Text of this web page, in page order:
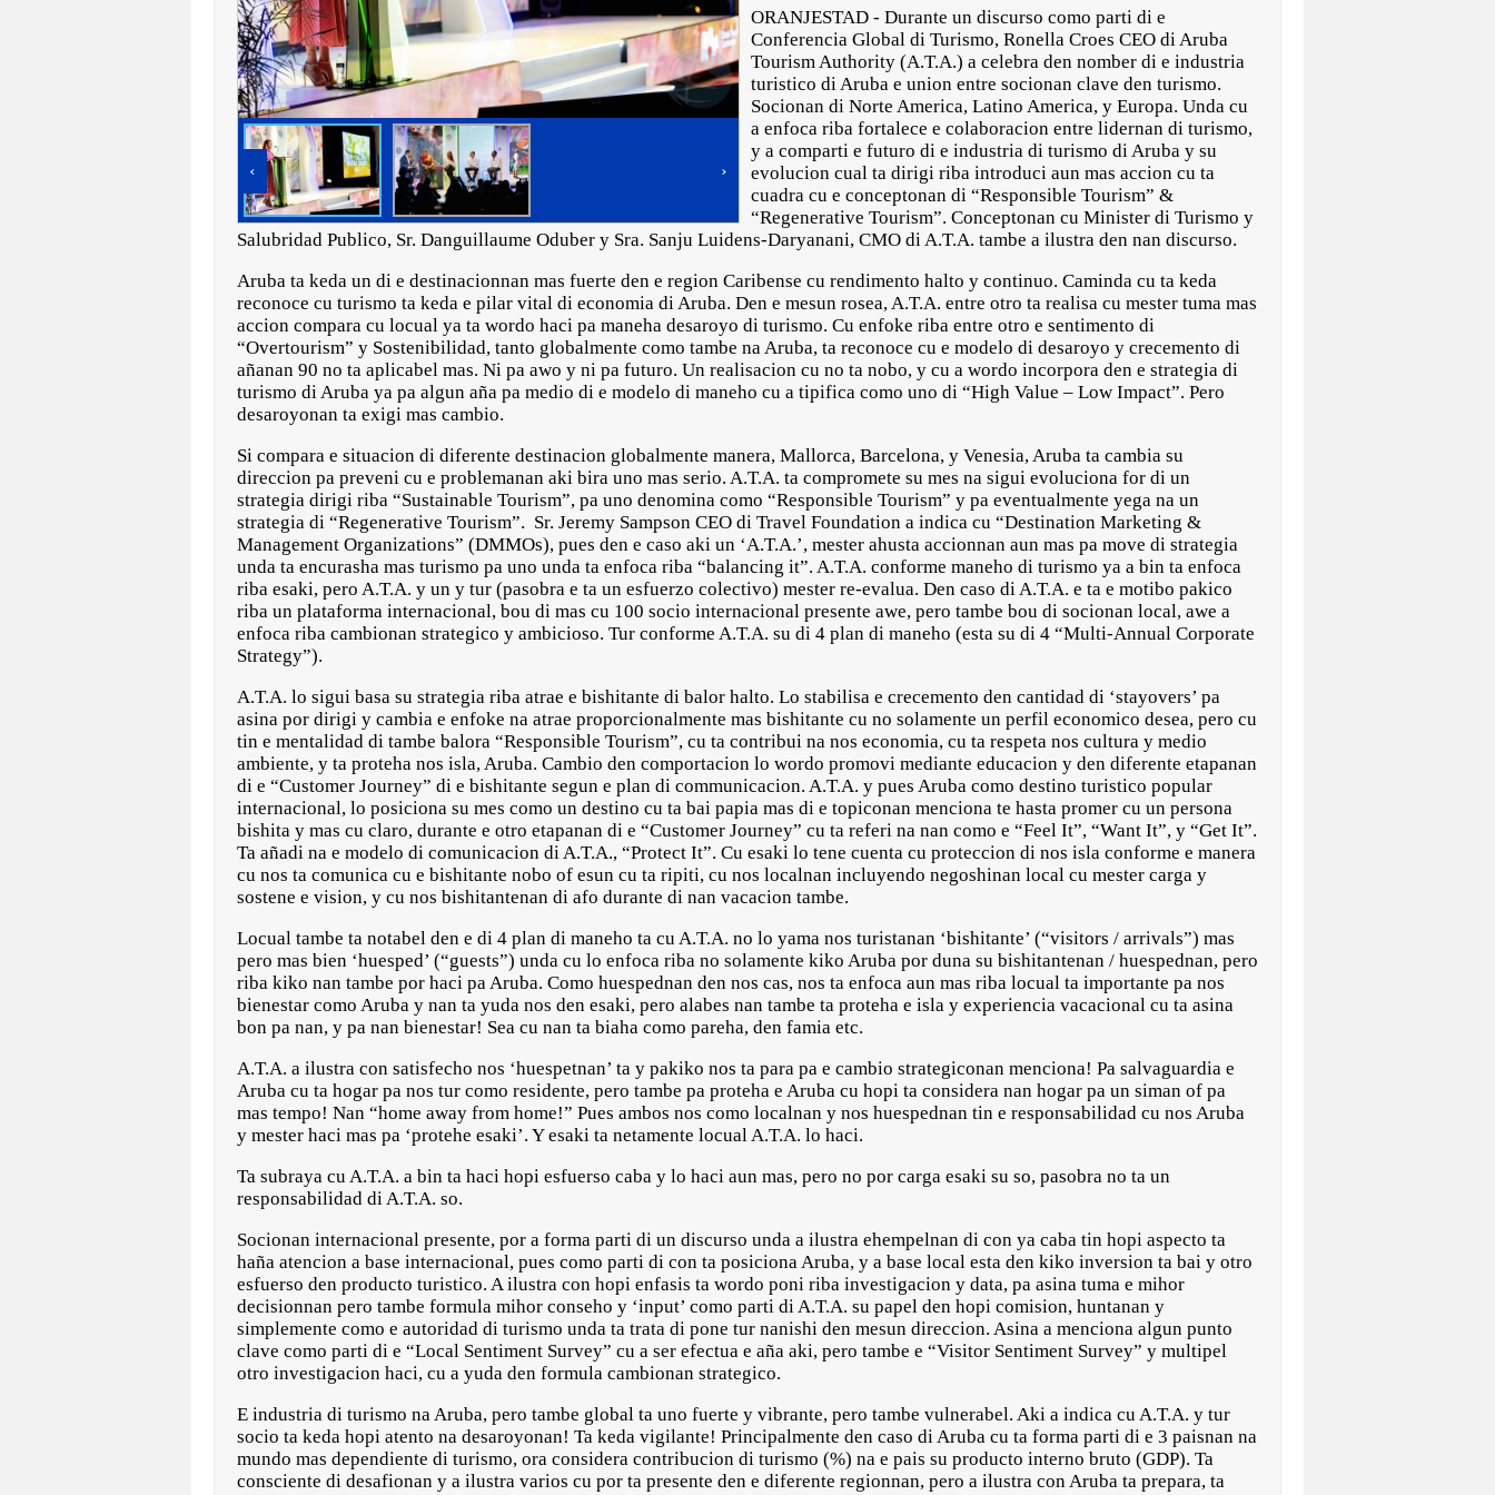
‹ ›
ORANJESTAD - Durante un discurso como parti di e
Conferencia Global di Turismo, Ronella Croes CEO di Aruba
Tourism Authority (A.T.A.) a celebra den nomber di e industria
turistico di Aruba e union entre socionan clave den turismo.
Socionan di Norte America, Latino America, y Europa. Unda cu
a enfoca riba fortalece e colaboracion entre lidernan di turismo,
y a comparti e futuro di e industria di turismo di Aruba y su
evolucion cual ta dirigi riba introduci aun mas accion cu ta
cuadra cu e conceptonan di “Responsible Tourism” &
“Regenerative Tourism”. Conceptonan cu Minister di Turismo y
Salubridad Publico, Sr. Danguillaume Oduber y Sra. Sanju Luidens-Daryanani, CMO di A.T.A. tambe a ilustra den nan discurso.
Aruba ta keda un di e destinacionnan mas fuerte den e region Caribense cu rendimento halto y continuo. Caminda cu ta keda
reconoce cu turismo ta keda e pilar vital di economia di Aruba. Den e mesun rosea, A.T.A. entre otro ta realisa cu mester tuma mas
accion compara cu locual ya ta wordo haci pa maneha desaroyo di turismo. Cu enfoke riba entre otro e sentimento di
“Overtourism” y Sostenibilidad, tanto globalmente como tambe na Aruba, ta reconoce cu e modelo di desaroyo y crecemento di
añanan 90 no ta aplicabel mas. Ni pa awo y ni pa futuro. Un realisacion cu no ta nobo, y cu a wordo incorpora den e strategia di
turismo di Aruba ya pa algun aña pa medio di e modelo di maneho cu a tipifica como uno di “High Value – Low Impact”. Pero
desaroyonan ta exigi mas cambio.
Si compara e situacion di diferente destinacion globalmente manera, Mallorca, Barcelona, y Venesia, Aruba ta cambia su
direccion pa preveni cu e problemanan aki bira uno mas serio. A.T.A. ta compromete su mes na sigui evoluciona for di un
strategia dirigi riba “Sustainable Tourism”, pa uno denomina como “Responsible Tourism” y pa eventualmente yega na un
strategia di “Regenerative Tourism”. Sr. Jeremy Sampson CEO di Travel Foundation a indica cu “Destination Marketing &
Management Organizations” (DMMOs), pues den e caso aki un ‘A.T.A.’, mester ahusta accionnan aun mas pa move di strategia
unda ta encurasha mas turismo pa uno unda ta enfoca riba “balancing it”. A.T.A. conforme maneho di turismo ya a bin ta enfoca
riba esaki, pero A.T.A. y un y tur (pasobra e ta un esfuerzo colectivo) mester re-evalua. Den caso di A.T.A. e ta e motibo pakico
riba un plataforma internacional, bou di mas cu 100 socio internacional presente awe, pero tambe bou di socionan local, awe a
enfoca riba cambionan strategico y ambicioso. Tur conforme A.T.A. su di 4 plan di maneho (esta su di 4 “Multi-Annual Corporate
Strategy”).
A.T.A. lo sigui basa su strategia riba atrae e bishitante di balor halto. Lo stabilisa e crecemento den cantidad di ‘stayovers’ pa
asina por dirigi y cambia e enfoke na atrae proporcionalmente mas bishitante cu no solamente un perfil economico desea, pero cu
tin e mentalidad di tambe balora “Responsible Tourism”, cu ta contribui na nos economia, cu ta respeta nos cultura y medio
ambiente, y ta proteha nos isla, Aruba. Cambio den comportacion lo wordo promovi mediante educacion y den diferente etapanan
di e “Customer Journey” di e bishitante segun e plan di communicacion. A.T.A. y pues Aruba como destino turistico popular
internacional, lo posiciona su mes como un destino cu ta bai papia mas di e topiconan menciona te hasta promer cu un persona
bishita y mas cu claro, durante e otro etapanan di e “Customer Journey” cu ta referi na nan como e “Feel It”, “Want It”, y “Get It”.
Ta añadi na e modelo di comunicacion di A.T.A., “Protect It”. Cu esaki lo tene cuenta cu proteccion di nos isla conforme e manera
cu nos ta comunica cu e bishitante nobo of esun cu ta ripiti, cu nos localnan incluyendo negoshinan local cu mester carga y
sostene e vision, y cu nos bishitantenan di afo durante di nan vacacion tambe.
Locual tambe ta notabel den e di 4 plan di maneho ta cu A.T.A. no lo yama nos turistanan ‘bishitante’ (“visitors / arrivals”) mas
pero mas bien ‘huesped’ (“guests”) unda cu lo enfoca riba no solamente kiko Aruba por duna su bishitantenan / huespednan, pero
riba kiko nan tambe por haci pa Aruba. Como huespednan den nos cas, nos ta enfoca aun mas riba locual ta importante pa nos
bienestar como Aruba y nan ta yuda nos den esaki, pero alabes nan tambe ta proteha e isla y experiencia vacacional cu ta asina
bon pa nan, y pa nan bienestar! Sea cu nan ta biaha como pareha, den famia etc.
A.T.A. a ilustra con satisfecho nos ‘huespetnan’ ta y pakiko nos ta para pa e cambio strategiconan menciona! Pa salvaguardia e
Aruba cu ta hogar pa nos tur como residente, pero tambe pa proteha e Aruba cu hopi ta considera nan hogar pa un siman of pa
mas tempo! Nan “home away from home!” Pues ambos nos como localnan y nos huespednan tin e responsabilidad cu nos Aruba
y mester haci mas pa ‘protehe esaki’. Y esaki ta netamente locual A.T.A. lo haci.
Ta subraya cu A.T.A. a bin ta haci hopi esfuerso caba y lo haci aun mas, pero no por carga esaki su so, pasobra no ta un
responsabilidad di A.T.A. so.
Socionan internacional presente, por a forma parti di un discurso unda a ilustra ehempelnan di con ya caba tin hopi aspecto ta
haña atencion a base internacional, pues como parti di con ta posiciona Aruba, y a base local esta den kiko inversion ta bai y otro
esfuerso den producto turistico. A ilustra con hopi enfasis ta wordo poni riba investigacion y data, pa asina tuma e mihor
decisionnan pero tambe formula mihor conseho y ‘input’ como parti di A.T.A. su papel den hopi comision, huntanan y
simplemente como e autoridad di turismo unda ta trata di pone tur nanishi den mesun direccion. Asina a menciona algun punto
clave como parti di e “Local Sentiment Survey” cu a ser efectua e aña aki, pero tambe e “Visitor Sentiment Survey” y multipel
otro investigacion haci, cu a yuda den formula cambionan strategico.
E industria di turismo na Aruba, pero tambe global ta uno fuerte y vibrante, pero tambe vulnerabel. Aki a indica cu A.T.A. y tur
socio ta keda hopi atento na desaroyonan! Ta keda vigilante! Principalmente den caso di Aruba cu ta forma parti di e 3 paisnan na
mundo mas dependiente di turismo, ora considera contribucion di turismo (%) na e pais su producto interno bruto (GDP). Ta
consciente di desafionan y a ilustra varios cu por ta presente den e diferente regionnan, pero a ilustra con Aruba ta prepara, ta